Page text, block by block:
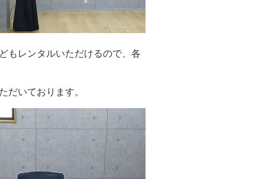
もレンタルいただけるので、各
だいております。